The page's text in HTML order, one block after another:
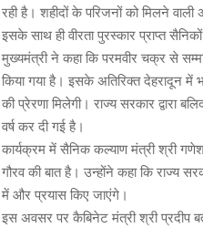
रही है। शहीदों के परिजनों को मिलने वाली
इसके साथ ही वीरता पुरस्कार प्राप्त
मुख्यमंत्री ने कहा कि परमवीर चक्र से
किया गया है। इसके अतिरिक्त देहरादून में
की प्रेरणा मिलेगी। राज्य सरकार द्वारा
वर्ष कर दी गई है।
कार्यक्रम में सैनिक कल्याण मंत्री श्री
गौरव की बात है। उन्होंने कहा कि राज्य
में और प्रयास किए जाएंगे।
इस अवसर पर कैबिनेट मंत्री श्री प्रदीप